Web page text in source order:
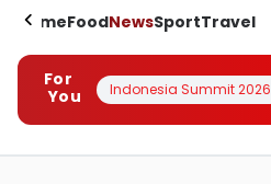
HomeFoodNewsSportTravel
For
You
Indonesia Summit 2026